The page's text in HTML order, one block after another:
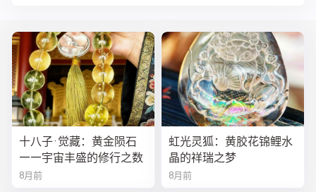
十八子·觉藏：黄金陨石
——宇宙丰盛的修行之数
8月前
虹光灵狐：黄胶花锦鲤水
晶的祥瑞之梦
8月前